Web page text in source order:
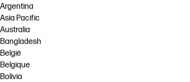
Argentina
Asia Pacific
Australia
Bangladesh
België
Belgique
Bolivia